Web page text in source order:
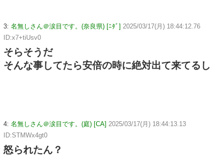
3: 名無しさん＠涙目です。(奈良県) [ﾆﾀﾞ] 2025/03/17(月) 18:44:12.76
ID:x7+tiUsv0
そらそうだ
そんな事してたら安倍の時に絶対出て来てるし
4: 名無しさん＠涙目です。(庭) [CA] 2025/03/17(月) 18:44:13.13
ID:STMWx4gt0
怒られたん？